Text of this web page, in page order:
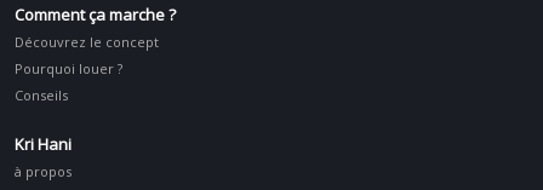
Comment ça marche ?
Découvrez le concept
Pourquoi louer ?
Conseils
Kri Hani
à propos